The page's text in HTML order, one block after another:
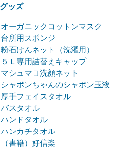
グッズ
オーガニックコットンマスク
台所用スポンジ
粉石けんネット（洗濯用）
５Ｌ専用詰替えキャップ
マシュマロ洗顔ネット
シャボンちゃんのシャボン玉液
厚手フェイスタオル
バスタオル
ハンドタオル
ハンカチタオル
（書籍）好信楽